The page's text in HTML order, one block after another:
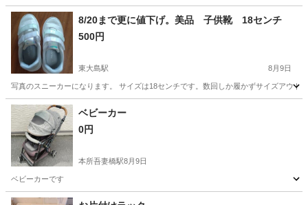
8/20まで更に値下げ。美品 子供靴 18センチ
500円
東大島駅 8月9日
写真のスニーカーになります。 サイズは18センチです。数回しか履かずサイズアウ
東京 江東区 東大島駅
ベビーカー
0円
本所吾妻橋駅8月9日
ベビーカーです
東京 墨田区 本所吾妻橋駅